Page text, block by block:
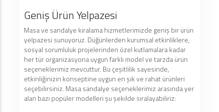
Geniş Ürün Yelpazesi
Masa ve sandalye kiralama hizmetlerimizde geniş bir ürün
yelpazesi sunuyoruz. Düğünlerden kurumsal etkinliklere,
sosyal sorumluluk projelerinden özel kutlamalara kadar
her tür organizasyona uygun farklı model ve tarzda ürün
seçeneklerimiz mevcuttur. Bu çeşitlilik sayesinde,
etkinliğinizin konseptine uygun en şık ve rahat ürünleri
seçebilirsiniz. Masa sandalye seçeneklerimiz arasında yer
alan bazı popüler modelleri şu şekilde sıralayabiliriz: